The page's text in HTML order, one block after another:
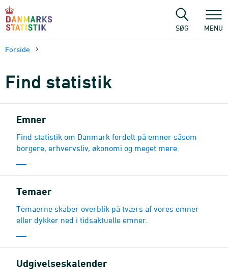
sidens
SØG MENU
Forside
Find statistik
Emner
Find statistik om Danmark fordelt på emner såsom
borgere, erhvervsliv, økonomi og meget mere.
Temaer
Temaerne skaber overblik på tværs af vores emner
eller dykker ned i tidsaktuelle emner.
Udgivelseskalender